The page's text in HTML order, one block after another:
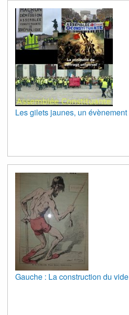
Les gilets jaunes, un évènement
Gauche : La construction du vide